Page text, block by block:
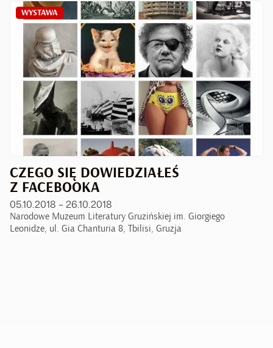
WYSTAWA
CZEGO SIĘ DOWIEDZIAŁEŚ
Z FACEBOOKA
05.10.2018 – 26.10.2018
Narodowe Muzeum Literatury Gruzińskiej im. Giorgiego
Leonidze, ul. Gia Chanturia 8, Tbilisi, Gruzja